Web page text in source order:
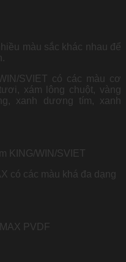
màu sắc khác nhau để
SVIET có các màu cơ
xám lông chuột, vàng
xanh dương tím, xanh
KING/WIN/SVIET
có các màu khá đa dạng
PVDF